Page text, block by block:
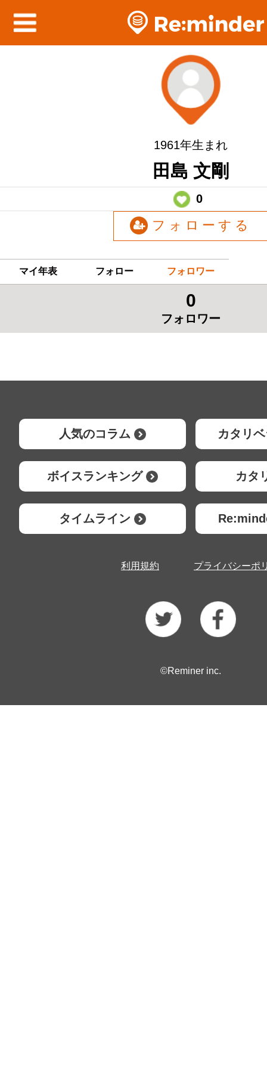
1961年生まれ
田島 文剛
0
フォローする
マイ年表 フォロー フォロワー
0
フォロワー
人気のコラム カタリ
ボイスランキング カタ
タイムライン
利用規約 プライバシーポ
©Reminer inc.